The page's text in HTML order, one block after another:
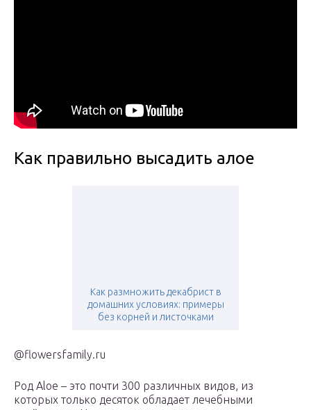
Как правильно высадить алое
Как размножить декабрист в
домашних условиях: примеры
без корней и листочками
@flowersfamily.ru
Род Aloe – это почти 300 различных видов, из
которых только десяток обладает лечебными